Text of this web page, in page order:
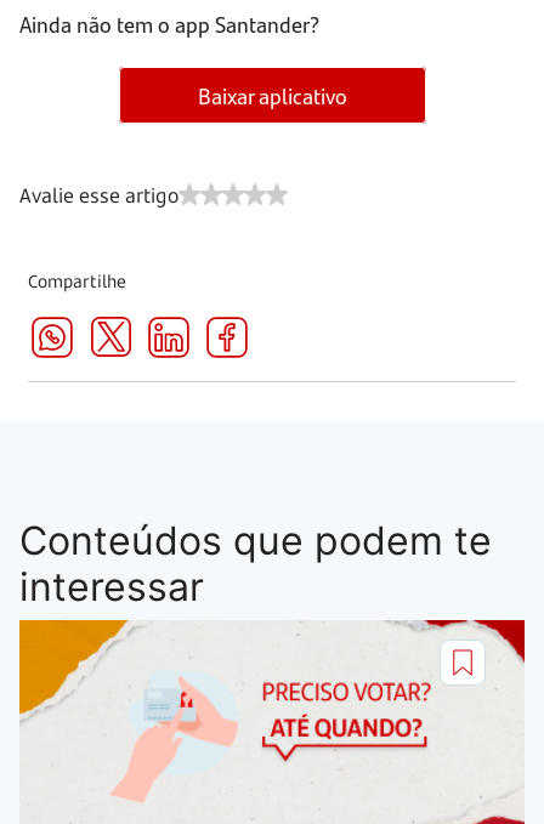
Ainda não tem o app Santander?
Baixar aplicativo
Avalie esse artigo
Compartilhe
Conteúdos que podem te
interessar